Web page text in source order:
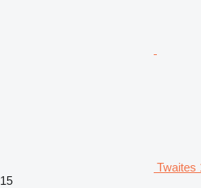
Twaites
15